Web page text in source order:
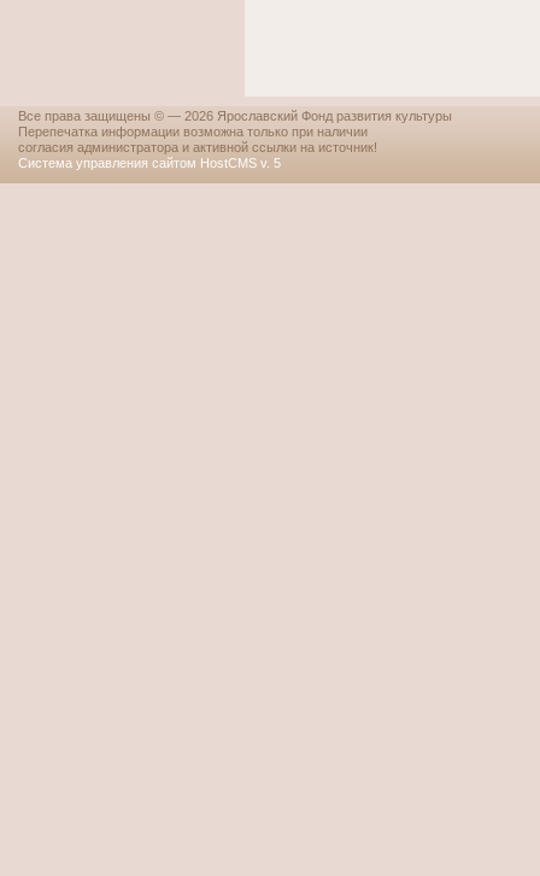
Все права защищены © — 2026 Ярославский Фонд развития культуры
Перепечатка информации возможна только при наличии
согласия администратора и активной ссылки на источник!
Система управления сайтом HostCMS v. 5